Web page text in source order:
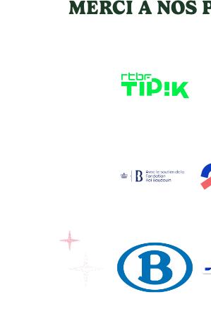
MERCI À NOS